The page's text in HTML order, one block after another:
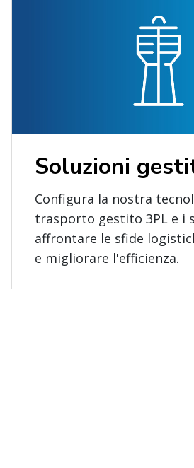
Soluzioni
Configura la nostra
trasporto gestito 3PL e i
affrontare le sfide
e migliorare l'efficienza.